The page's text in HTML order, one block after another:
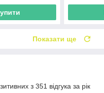
Показати ще
з 351 відгука за рік